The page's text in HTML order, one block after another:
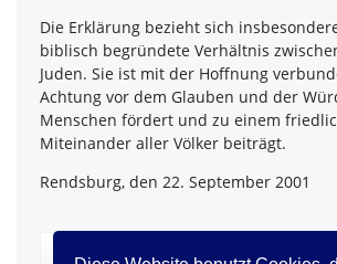
Die Erklärung bezieht sich
biblisch begründete Verhältnis
Juden. Sie ist mit der Hoffnung
Achtung vor dem Glauben und der
Menschen fördert und zu einem
Miteinander aller Völker beiträgt.
Rendsburg, den 22. September 2001